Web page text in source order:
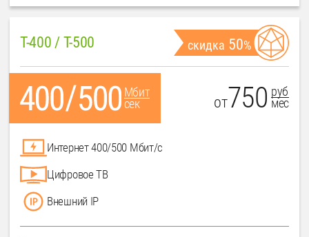
T-400 / T-500 скидка 50%
Мбит
сек
от750 руб
мес
Интернет 400/500 Мбит/с
Цифровое ТВ
Внешний IP